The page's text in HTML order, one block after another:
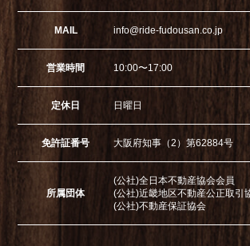
MAIL info@ride-fudousan.co.jp
営業時間 10:00〜17:00
定休日 日曜日
免許証番号 大阪府知事（2）第62884号
所属団体
(公社)全日本不動産協会会員
(公社)近畿地区不動産公正取引
(公社)不動産保証協会